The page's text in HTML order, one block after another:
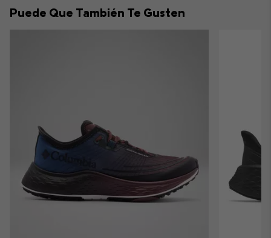
Puede Que También Te Gusten